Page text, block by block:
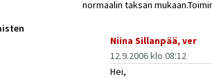
normaalin taksan
Niina Sillanpää, ver
12.9.2006 klo 08:12
Hei,